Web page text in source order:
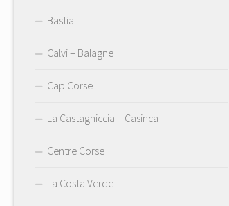
Bastia
Calvi – Balagne
Cap Corse
La Castagniccia – Casinca
Centre Corse
La Costa Verde